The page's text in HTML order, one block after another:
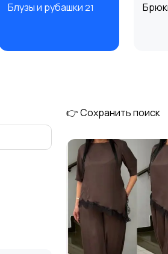
Блузы и рубашки 21
Свитеры и толстовки
👉 Сохранить поиск